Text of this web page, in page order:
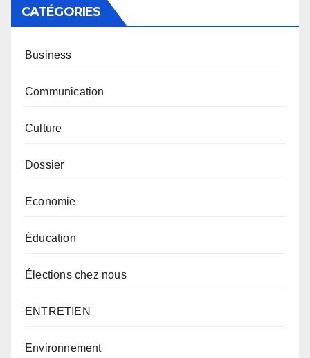
CATÉGORIES
Business
Communication
Culture
Dossier
Economie
Éducation
Élections chez nous
ENTRETIEN
Environnement